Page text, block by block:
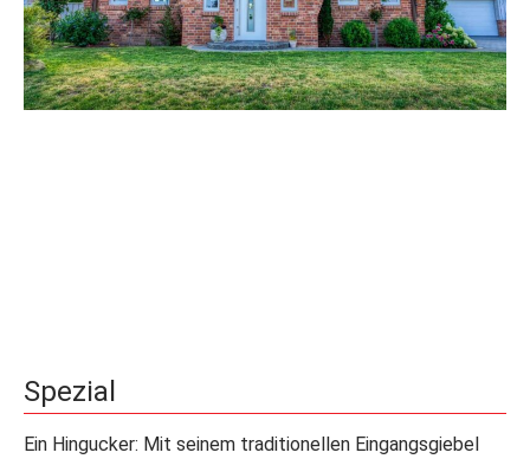
Spezial
Ein Hingucker: Mit seinem traditionellen Eingangsgiebel